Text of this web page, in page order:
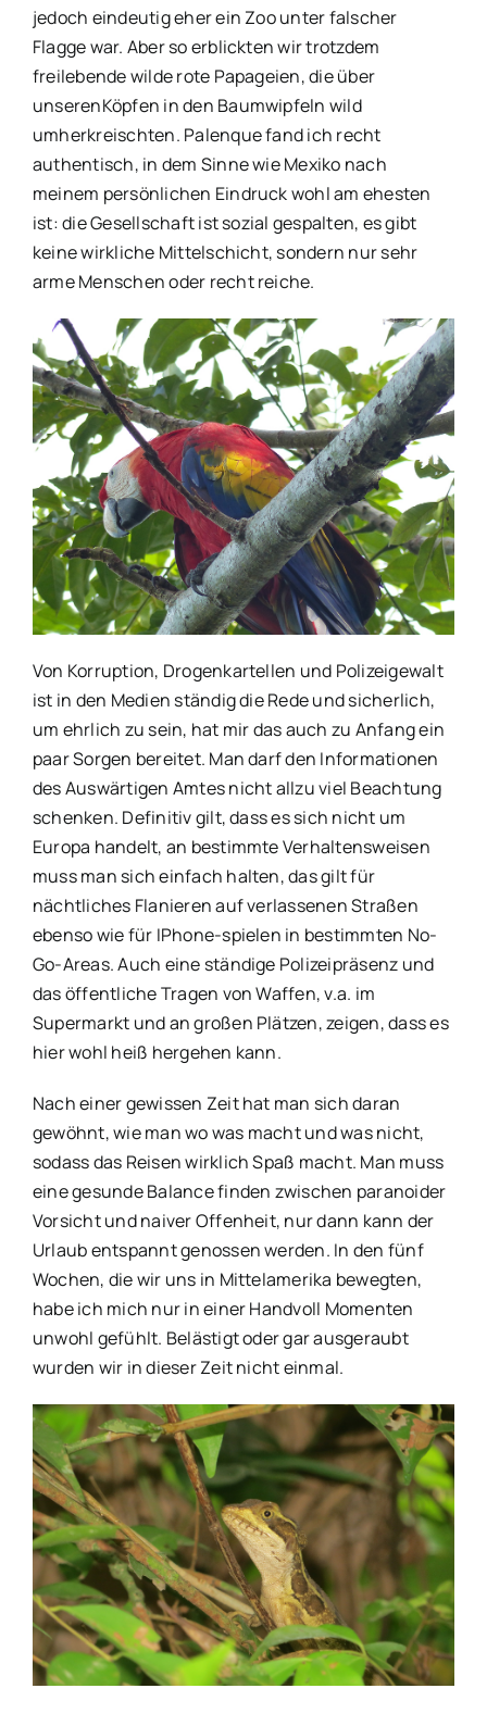
jedoch eindeutig eher ein Zoo unter falscher
Flagge war. Aber so erblickten wir trotzdem
freilebende wilde rote Papageien, die über
unserenKöpfen in den Baumwipfeln wild
umherkreischten. Palenque fand ich recht
authentisch, in dem Sinne wie Mexiko nach
meinem persönlichen Eindruck wohl am ehesten
ist: die Gesellschaft ist sozial gespalten, es gibt
keine wirkliche Mittelschicht, sondern nur sehr
arme Menschen oder recht reiche.
Von Korruption, Drogenkartellen und Polizeigewalt
ist in den Medien ständig die Rede und sicherlich,
um ehrlich zu sein, hat mir das auch zu Anfang ein
paar Sorgen bereitet. Man darf den Informationen
des Auswärtigen Amtes nicht allzu viel Beachtung
schenken. Definitiv gilt, dass es sich nicht um
Europa handelt, an bestimmte Verhaltensweisen
muss man sich einfach halten, das gilt für
nächtliches Flanieren auf verlassenen Straßen
ebenso wie für IPhone-spielen in bestimmten No-
Go-Areas. Auch eine ständige Polizeipräsenz und
das öffentliche Tragen von Waffen, v.a. im
Supermarkt und an großen Plätzen, zeigen, dass es
hier wohl heiß hergehen kann.
Nach einer gewissen Zeit hat man sich daran
gewöhnt, wie man wo was macht und was nicht,
sodass das Reisen wirklich Spaß macht. Man muss
eine gesunde Balance finden zwischen paranoider
Vorsicht und naiver Offenheit, nur dann kann der
Urlaub entspannt genossen werden. In den fünf
Wochen, die wir uns in Mittelamerika bewegten,
habe ich mich nur in einer Handvoll Momenten
unwohl gefühlt. Belästigt oder gar ausgeraubt
wurden wir in dieser Zeit nicht einmal.